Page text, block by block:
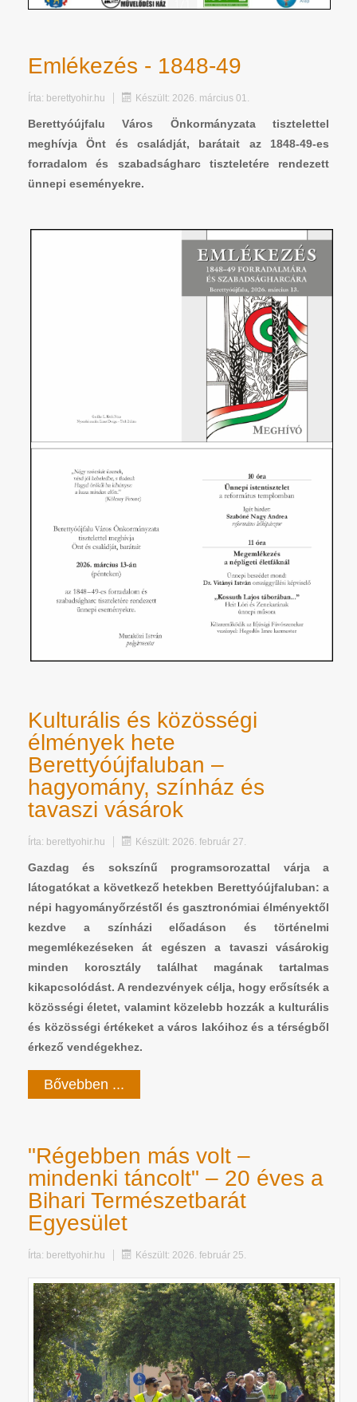
Emlékezés - 1848-49
Írta: berettyohir.hu Készült: 2026. március 01.
Berettyóújfalu Város Önkormányzata tisztelettel
meghívja Önt és családját, barátait az 1848-49-es
forradalom és szabadságharc tiszteletére rendezett
ünnepi eseményekre.
Kulturális és közösségi
élmények hete
Berettyóújfaluban –
hagyomány, színház és
tavaszi vásárok
Írta: berettyohir.hu Készült: 2026. február 27.
Gazdag és sokszínű programsorozattal várja a
látogatókat a következő hetekben Berettyóújfaluban: a
népi hagyományőrzéstől és gasztronómiai élményektől
kezdve a színházi előadáson és történelmi
megemlékezéseken át egészen a tavaszi vásárokig
minden korosztály találhat magának tartalmas
kikapcsolódást. A rendezvények célja, hogy erősítsék a
közösségi életet, valamint közelebb hozzák a kulturális
és közösségi értékeket a város lakóihoz és a térségből
érkező vendégekhez.
Bővebben ...
"Régebben más volt –
mindenki táncolt" – 20 éves a
Bihari Természetbarát
Egyesület
Írta: berettyohir.hu Készült: 2026. február 25.